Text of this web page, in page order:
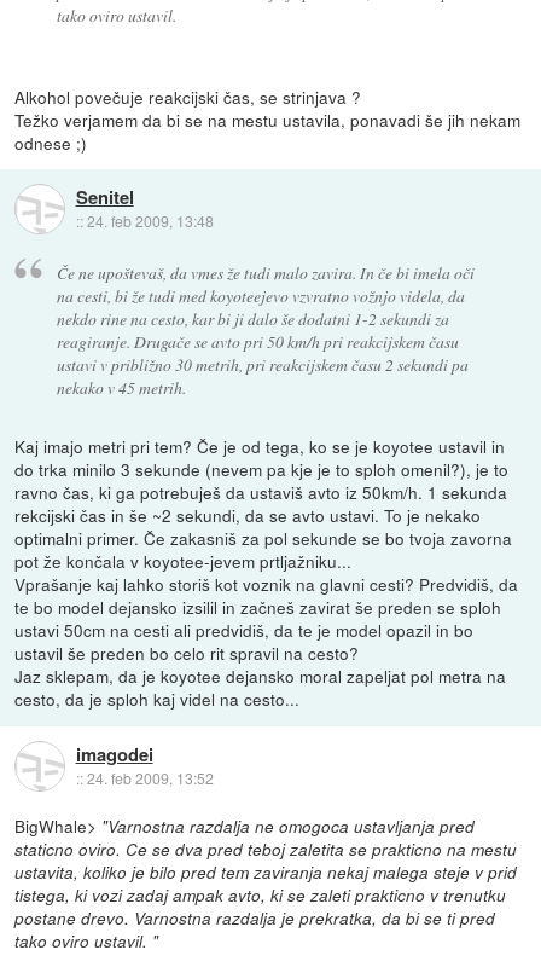
tako oviro ustavil.
Alkohol povečuje reakcijski čas, se strinjava ?
Težko verjamem da bi se na mestu ustavila, ponavadi še jih nekam
odnese ;)
Senitel
::24. feb 2009, 13:48
Če ne upoštevaš, da vmes že tudi malo zavira. In če bi imela oči
na cesti, bi že tudi med koyoteejevo vzvratno vožnjo videla, da
nekdo rine na cesto, kar bi ji dalo še dodatni 1-2 sekundi za
reagiranje. Drugače se avto pri 50 km/h pri reakcijskem času
ustavi v približno 30 metrih, pri reakcijskem času 2 sekundi pa
nekako v 45 metrih.
Kaj imajo metri pri tem? Če je od tega, ko se je koyotee ustavil in
do trka minilo 3 sekunde (nevem pa kje je to sploh omenil?), je to
ravno čas, ki ga potrebuješ da ustaviš avto iz 50km/h. 1 sekunda
rekcijski čas in še ~2 sekundi, da se avto ustavi. To je nekako
optimalni primer. Če zakasniš za pol sekunde se bo tvoja zavorna
pot že končala v koyotee-jevem prtljažniku...
Vprašanje kaj lahko storiš kot voznik na glavni cesti? Predvidiš, da
te bo model dejansko izsilil in začneš zavirat še preden se sploh
ustavi 50cm na cesti ali predvidiš, da te je model opazil in bo
ustavil še preden bo celo rit spravil na cesto?
Jaz sklepam, da je koyotee dejansko moral zapeljat pol metra na
cesto, da je sploh kaj videl na cesto...
imagodei
::24. feb 2009, 13:52
BigWhale> "Varnostna razdalja ne omogoca ustavljanja pred
staticno oviro. Ce se dva pred teboj zaletita se prakticno na mestu
ustavita, koliko je bilo pred tem zaviranja nekaj malega steje v prid
tistega, ki vozi zadaj ampak avto, ki se zaleti prakticno v trenutku
postane drevo. Varnostna razdalja je prekratka, da bi se ti pred
tako oviro ustavil. "